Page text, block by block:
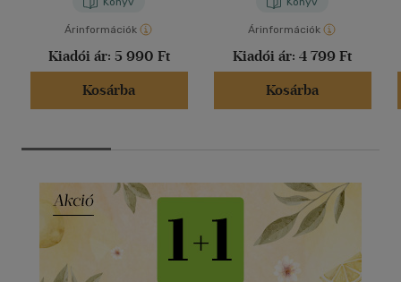
Árinformációk
Kiadói ár: 5 990 Ft
Kosárba
Árinformációk
Kiadói ár: 4 799 Ft
Kosárba